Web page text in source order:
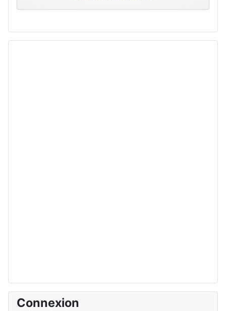
Connexion